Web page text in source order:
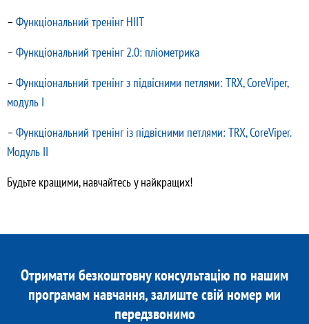
– Функціональний тренінг HIIT
– Функціональний тренінг 2.0: пліометрика
– Функціональний тренінг з підвісними петлями: TRX, CoreViper,
модуль І
– Функціональний тренінг із підвісними петлями: TRX, CoreViper.
Модуль ІІ
Будьте кращими, навчайтесь у найкращих!
Отримати безкоштовну консультацію по нашим
програмам навчання, залиште свій номер ми
передзвонимо